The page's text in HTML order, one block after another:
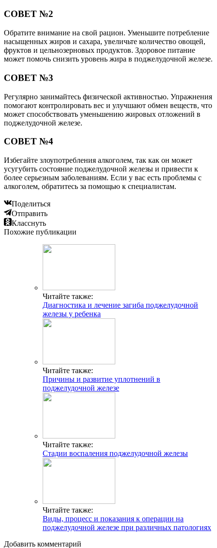
СОВЕТ №2
Обратите внимание на свой рацион. Уменьшите потребление
насыщенных жиров и сахара, увеличьте количество овощей,
фруктов и цельнозерновых продуктов. Здоровое питание
может помочь снизить уровень жира в поджелудочной железе.
СОВЕТ №3
Регулярно занимайтесь физической активностью. Упражнения
помогают контролировать вес и улучшают обмен веществ, что
может способствовать уменьшению жировых отложений в
поджелудочной железе.
СОВЕТ №4
Избегайте злоупотребления алкоголем, так как он может
усугубить состояние поджелудочной железы и привести к
более серьезным заболеваниям. Если у вас есть проблемы с
алкоголем, обратитесь за помощью к специалистам.
Поделиться
Отправить
Класснуть
Похожие публикации
Читайте также:
Диагностика и лечение загиба поджелудочной
железы у ребенка
Читайте также:
Причины и развитие уплотнений в
поджелудочной железе
Читайте также:
Стадии воспаления поджелудочной железы
Читайте также:
Виды, процесс и показания к операции на
поджелудочной железе при различных патологиях
Добавить комментарий